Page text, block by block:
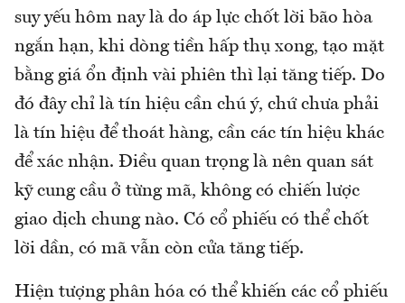
suy yếu hôm nay là do áp lực chốt lời bão hòa
ngắn hạn, khi dòng tiền hấp thụ xong, tạo mặt
bằng giá ổn định vài phiên thì lại tăng tiếp. Do
đó đây chỉ là tín hiệu cần chú ý, chứ chưa phải
là tín hiệu để thoát hàng, cần các tín hiệu khác
để xác nhận. Điều quan trọng là nên quan sát
kỹ cung cầu ở từng mã, không có chiến lược
giao dịch chung nào. Có cổ phiếu có thể chốt
lời dần, có mã vẫn còn cửa tăng tiếp.
Hiện tượng phân hóa có thể khiến các cổ phiếu